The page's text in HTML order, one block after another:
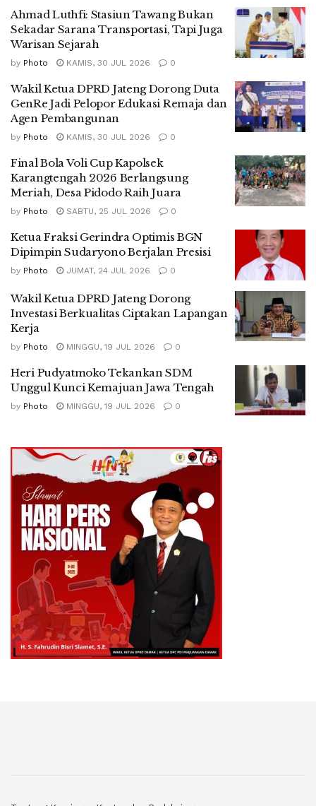
Ahmad Luthfi: Stasiun Tawang Bukan
Sekadar Sarana Transportasi, Tapi Juga
Warisan Sejarah
by Photo KAMIS, 30 JUL 2026 0
Wakil Ketua DPRD Jateng Dorong Duta
GenRe Jadi Pelopor Edukasi Remaja dan
Agen Pembangunan
by Photo KAMIS, 30 JUL 2026 0
Final Bola Voli Cup Kapolsek
Karangtengah 2026 Berlangsung
Meriah, Desa Pidodo Raih Juara
by Photo SABTU, 25 JUL 2026 0
Ketua Fraksi Gerindra Optimis BGN
Dipimpin Sudaryono Berjalan Presisi
by Photo JUMAT, 24 JUL 2026 0
Wakil Ketua DPRD Jateng Dorong
Investasi Berkualitas Ciptakan Lapangan
Kerja
by Photo MINGGU, 19 JUL 2026 0
Heri Pudyatmoko Tekankan SDM
Unggul Kunci Kemajuan Jawa Tengah
by Photo MINGGU, 19 JUL 2026 0